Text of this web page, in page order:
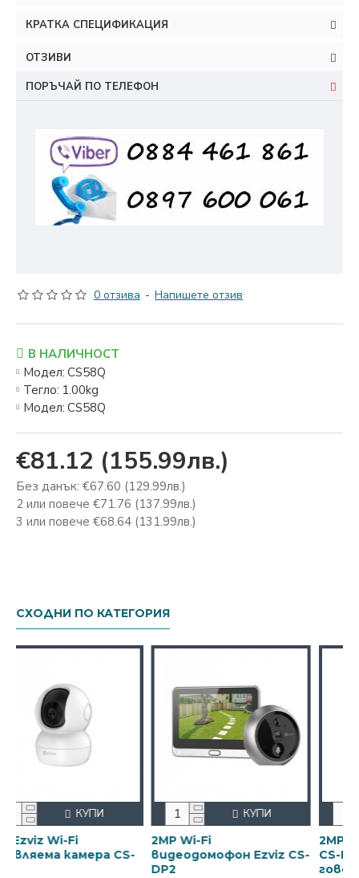
КРАТКА СПЕЦИФИКАЦИЯ
ОТЗИВИ
ПОРЪЧАЙ ПО ТЕЛЕФОН
0 отзива - Напишете отзив
€81.12 (155.99лв.)
Без данък: €67.60 (129.99лв.)
2 или повече €71.76 (137.99лв.)
3 или повече €68.64 (131.99лв.)
В НАЛИЧНОСТ
Модел: CS58Q
Тегло: 1.00kg
Модел: CS58Q
СХОДНИ ПО КАТЕГОРИЯ
Fi
CS-
КУПИ
2MP Wi-Fi
видеодомофон Ezviz CS-
КУПИ
2MP Wi-Fi
CS-H1c,
говорител